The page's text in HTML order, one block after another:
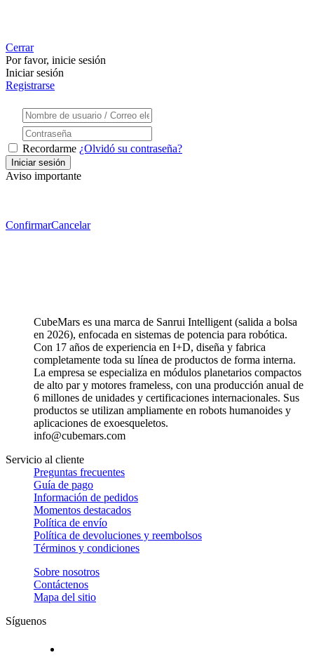
Cerrar
Por favor, inicie sesión
Iniciar sesión
Registrarse
Recordarme ¿Olvidó su contraseña?
Aviso importante
ConfirmarCancelar
CubeMars es una marca de Sanrui Intelligent (salida a bolsa
en 2026), enfocada en sistemas de potencia para robótica.
Con 17 años de experiencia en I+D, diseña y fabrica
completamente toda su línea de productos de forma interna.
La empresa se especializa en módulos planetarios compactos
de alto par y motores frameless, con una producción anual de
6 millones de unidades y certificaciones internacionales. Sus
productos se utilizan ampliamente en robots humanoides y
aplicaciones de exoesqueletos.
info@cubemars.com
Servicio al cliente
Preguntas frecuentes
Guía de pago
Información de pedidos
Momentos destacados
Política de envío
Política de devoluciones y reembolsos
Términos y condiciones
Sobre nosotros
Contáctenos
Mapa del sitio
Síguenos